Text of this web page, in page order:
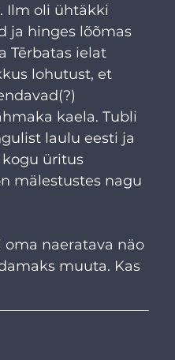
Ilm oli ühtäkki
ja hinges lõõmas
Tērbatas ielat
lohutust, et
kaela. Tubli
laulu eesti ja
üritus
mälestustes nagu
oma naeratava näo
muuta. Kas